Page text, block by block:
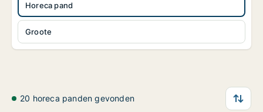
Horeca pand
Groote
20 horeca panden gevonden